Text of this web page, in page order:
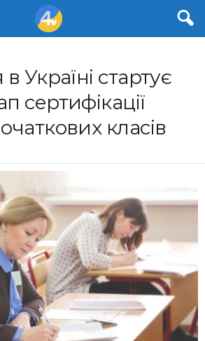
Україні стартує
сертифікації
класів